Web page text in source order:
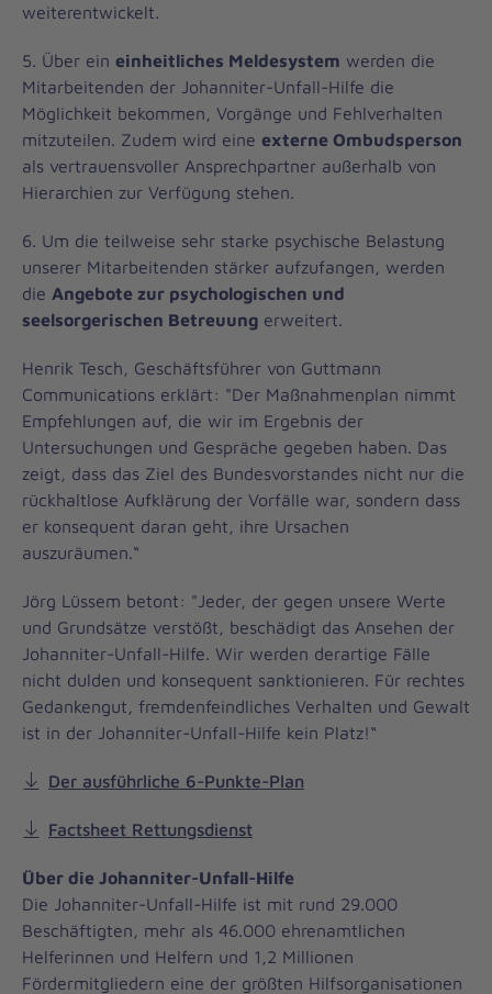
weiterentwickelt.
5. Über ein einheitliches Meldesystem werden die
Mitarbeitenden der Johanniter-Unfall-Hilfe die
Möglichkeit bekommen, Vorgänge und Fehlverhalten
mitzuteilen. Zudem wird eine externe Ombudsperson
als vertrauensvoller Ansprechpartner außerhalb von
Hierarchien zur Verfügung stehen.
6. Um die teilweise sehr starke psychische Belastung
unserer Mitarbeitenden stärker aufzufangen, werden
die Angebote zur psychologischen und
seelsorgerischen Betreuung erweitert.
Henrik Tesch, Geschäftsführer von Guttmann
Communications erklärt: "Der Maßnahmenplan nimmt
Empfehlungen auf, die wir im Ergebnis der
Untersuchungen und Gespräche gegeben haben. Das
zeigt, dass das Ziel des Bundesvorstandes nicht nur die
rückhaltlose Aufklärung der Vorfälle war, sondern dass
er konsequent daran geht, ihre Ursachen
auszuräumen.“
Jörg Lüssem betont: "Jeder, der gegen unsere Werte
und Grundsätze verstößt, beschädigt das Ansehen der
Johanniter-Unfall-Hilfe. Wir werden derartige Fälle
nicht dulden und konsequent sanktionieren. Für rechtes
Gedankengut, fremdenfeindliches Verhalten und Gewalt
ist in der Johanniter-Unfall-Hilfe kein Platz!“
Der ausführliche 6-Punkte-Plan
Factsheet Rettungsdienst
Über die Johanniter-Unfall-Hilfe
Die Johanniter-Unfall-Hilfe ist mit rund 29.000
Beschäftigten, mehr als 46.000 ehrenamtlichen
Helferinnen und Helfern und 1,2 Millionen
Fördermitgliedern eine der größten Hilfsorganisationen